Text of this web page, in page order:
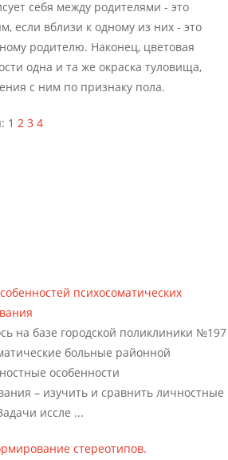
себя между родителями - это
если вблизи к одному из них - это
родителю. Наконец, цветовая
одна и та же окраска туловища,
с ним по признаку пола.
1 2 3 4
психосоматических
на базе городской поликлиники №197
больные районной
особенности
– изучить и сравнить личностные
иссле ...
стереотипов.